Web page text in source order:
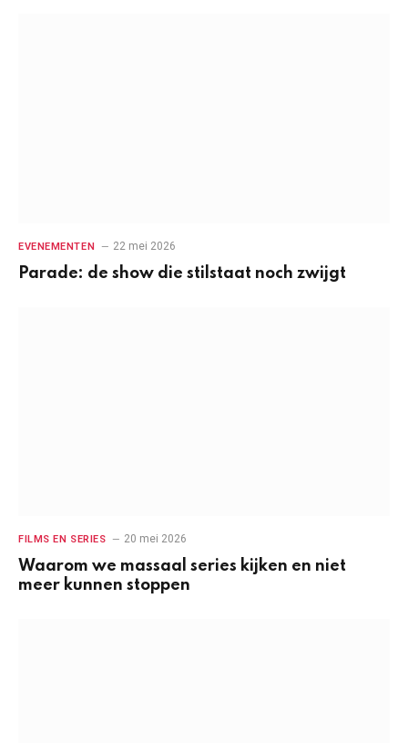
EVENEMENTEN 22 mei 2026
Parade: de show die stilstaat noch zwijgt
FILMS EN SERIES 20 mei 2026
Waarom we massaal series kijken en niet
meer kunnen stoppen